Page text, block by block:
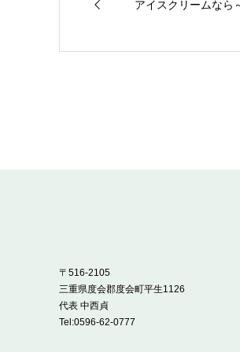
アイスクリームなら
〒516-2105
三重県度会郡度会町平生1126
代表 中西貞
Tel:0596-62-0777